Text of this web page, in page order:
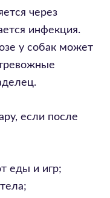
через
инфекция.
у собак может
если после
еды и игр;